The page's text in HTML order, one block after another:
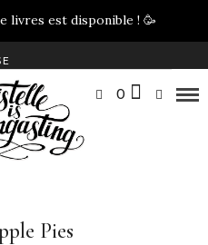
livres est disponible ! 🥳
0
Pies